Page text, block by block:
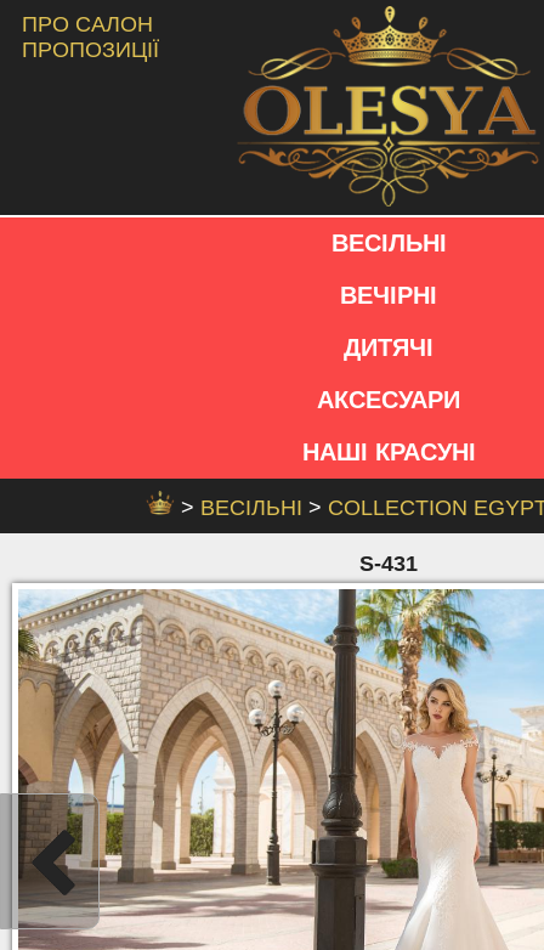
ПРО САЛОН
ПРОПОЗИЦІЇ
ВЕСІЛЬНІ
ВЕЧІРНІ
ДИТЯЧІ
АКСЕСУАРИ
НАШІ КРАСУНІ
> ВЕСІЛЬНІ > COLLECTION
S-431